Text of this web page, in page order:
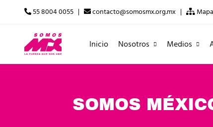
55 8004 0055 | contacto@somosmx.org.mx |
Inicio Nosotros Medios
SOMOS